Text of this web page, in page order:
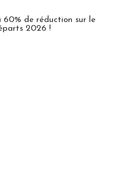
60% de réduction sur le
2026 !